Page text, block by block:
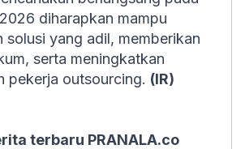
diharapkan mampu
solusi yang adil, memberikan
serta meningkatkan
pekerja outsourcing. (IR)
terbaru PRANALA.co